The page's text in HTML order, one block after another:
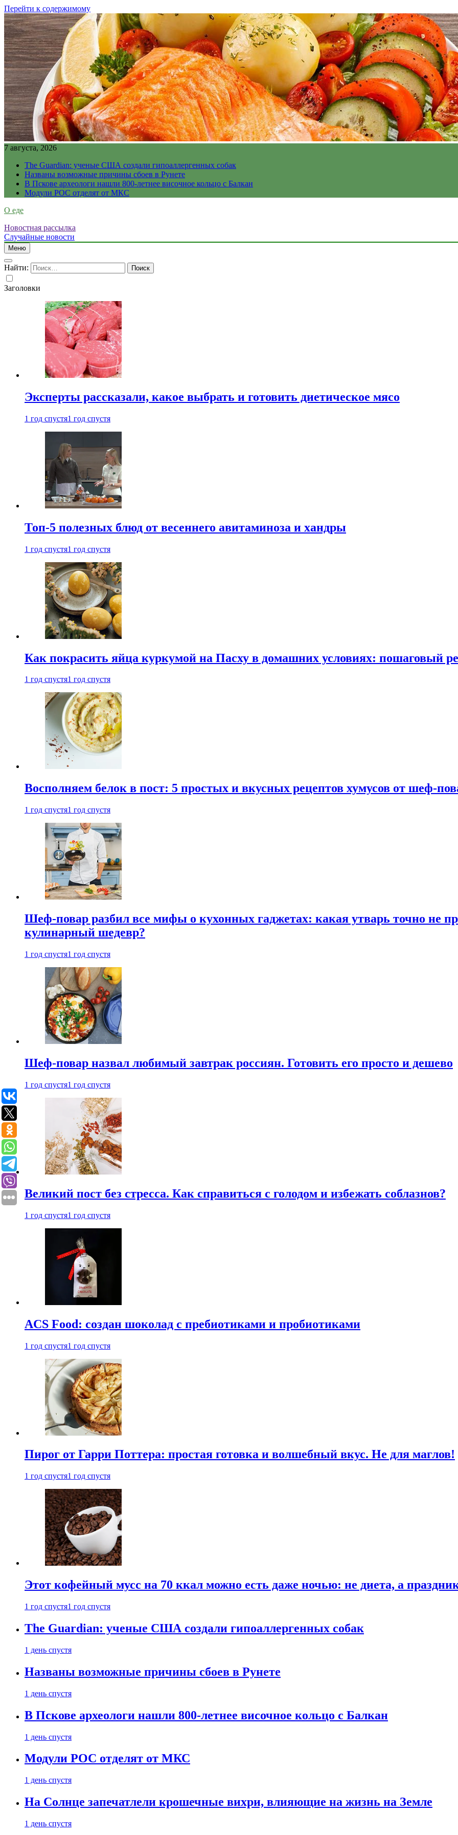
Перейти к содержимому
7 августа, 2026
The Guardian: ученые США создали гипоаллергенных собак
Названы возможные причины сбоев в Рунете
В Пскове археологи нашли 800-летнее височное кольцо с Балкан
Модули РОС отделят от МКС
О еде
Новостная рассылка
Случайные новости
Меню
Найти:
Заголовки
Эксперты рассказали, какое выбрать и готовить диетическое мясо
1 год спустя1 год спустя
Топ-5 полезных блюд от весеннего авитаминоза и хандры
1 год спустя1 год спустя
Как покрасить яйца куркумой на Пасху в домашних условиях: пошаговый
1 год спустя1 год спустя
Восполняем белок в пост: 5 простых и вкусных рецептов хумусов от шеф-
1 год спустя1 год спустя
Шеф-повар разбил все мифы о кухонных гаджетах: какая утварь точно не
кулинарный шедевр?
1 год спустя1 год спустя
Шеф-повар назвал любимый завтрак россиян. Готовить его просто и дешево
1 год спустя1 год спустя
Великий пост без стресса. Как справиться с голодом и избежать соблазнов?
1 год спустя1 год спустя
ACS Food: создан шоколад с пребиотиками и пробиотиками
1 год спустя1 год спустя
Пирог от Гарри Поттера: простая готовка и волшебный вкус. Не для маглов!
1 год спустя1 год спустя
Этот кофейный мусс на 70 ккал можно есть даже ночью: не диета, а
1 год спустя1 год спустя
The Guardian: ученые США создали гипоаллергенных собак
1 день спустя
Названы возможные причины сбоев в Рунете
1 день спустя
В Пскове археологи нашли 800-летнее височное кольцо с Балкан
1 день спустя
Модули РОС отделят от МКС
1 день спустя
На Солнце запечатлели крошечные вихри, влияющие на жизнь на Земле
1 день спустя